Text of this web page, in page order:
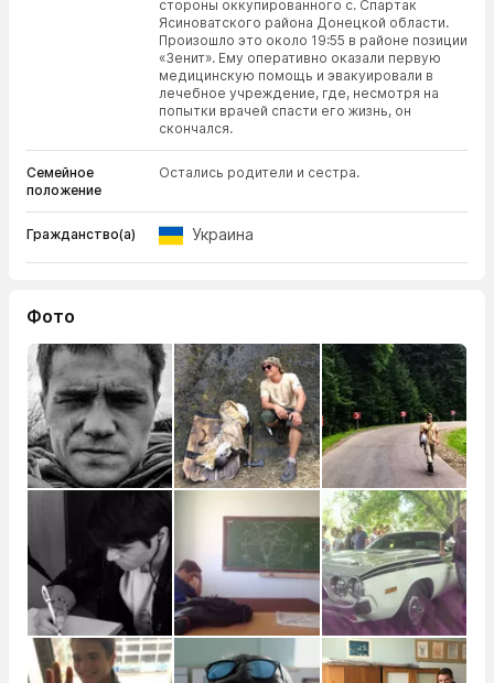
стороны оккупированного с. Спартак
Ясиноватского района Донецкой области.
Произошло это около 19:55 в районе позиции
«Зенит». Ему оперативно оказали первую
медицинскую помощь и эвакуировали в
лечебное учреждение, где, несмотря на
попытки врачей спасти его жизнь, он
скончался.
Семейное
положение
Остались родители и сестра.
Гражданство(а) Украина
Фото